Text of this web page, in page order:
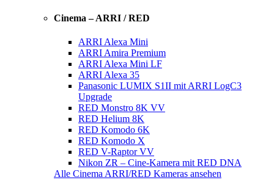
Cinema – ARRI / RED
ARRI Alexa Mini
ARRI Amira Premium
ARRI Alexa Mini LF
ARRI Alexa 35
Panasonic LUMIX S1II mit ARRI LogC3
Upgrade
RED Monstro 8K VV
RED Helium 8K
RED Komodo 6K
RED Komodo X
RED V-Raptor VV
Nikon ZR – Cine-Kamera mit RED DNA
Alle Cinema ARRI/RED Kameras ansehen